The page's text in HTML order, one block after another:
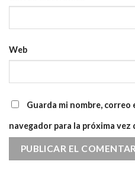
Web
Guarda mi nombre,
navegador para la próxima vez